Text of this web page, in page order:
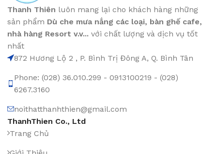
Thanh Thiên luôn mang lại cho khách hàng những
sản phẩm Dù che mưa nắng các loại, bàn ghế cafe,
nhà hàng Resort v.v... với chất lượng và dịch vụ tốt
nhất
872 Hương Lộ 2 , P. Bình Trị Đông A, Q. Bình Tân
Phone: (028) 36.010.299 - 0913100219 - (028)
6267.3160
noithatthanhthien@gmail.com
ThanhThien Co., Ltd
Trang Chủ